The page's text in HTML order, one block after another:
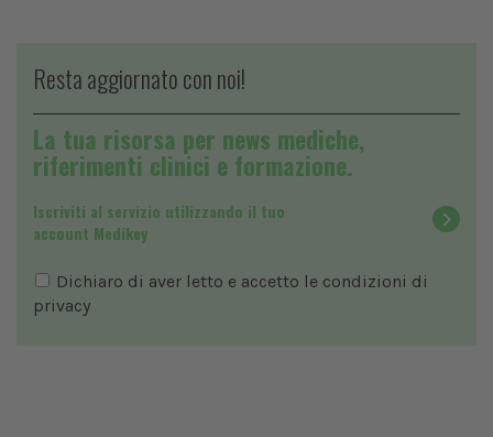
Resta aggiornato con noi!
La tua risorsa per news mediche,
riferimenti clinici e formazione.
Iscriviti al servizio utilizzando il tuo
account Medikey
Dichiaro di aver letto e accetto le condizioni di
privacy